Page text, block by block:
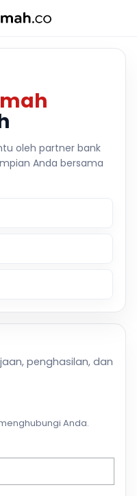
oleh partner bank
Anda bersama
penghasilan, dan
Anda.